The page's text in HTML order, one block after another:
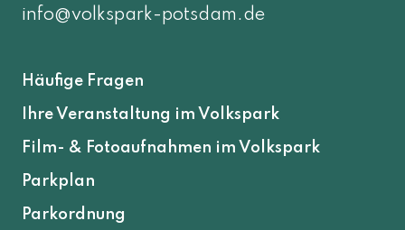
info@volkspark-potsdam.de
Häufige Fragen
Ihre Veranstaltung im Volkspark
Film- & Fotoaufnahmen im Volkspark
Parkplan
Parkordnung